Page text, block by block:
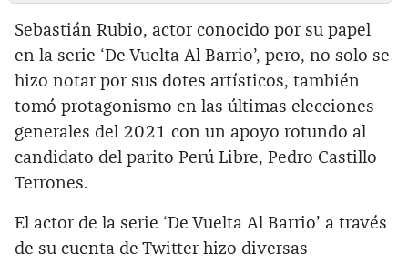
Sebastián Rubio, actor conocido por su papel
en la serie ‘De Vuelta Al Barrio’, pero, no solo se
hizo notar por sus dotes artísticos, también
tomó protagonismo en las últimas elecciones
generales del 2021 con un apoyo rotundo al
candidato del parito Perú Libre, Pedro Castillo
Terrones.
El actor de la serie ‘De Vuelta Al Barrio’ a través
de su cuenta de Twitter hizo diversas